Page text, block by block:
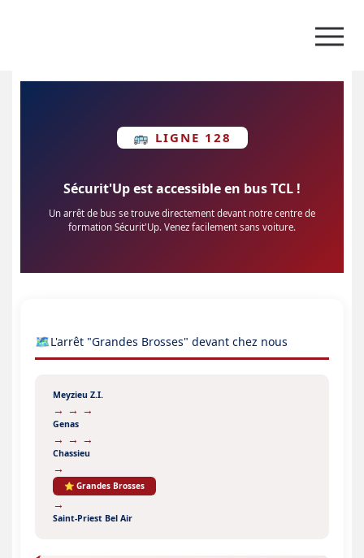
🚌 LIGNE 128
Sécurit'Up est accessible en bus TCL !
Un arrêt de bus se trouve directement devant notre centre de
formation Sécurit'Up. Venez facilement sans voiture.
🗺️L'arrêt "Grandes Brosses" devant chez nous
Meyzieu Z.I.
→ → →
Genas
→ → →
Chassieu
→
⭐ Grandes Brosses
→
Saint-Priest Bel Air